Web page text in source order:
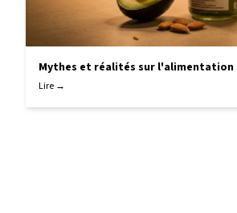
Mythes et réalités sur l'alimentation
Lire →